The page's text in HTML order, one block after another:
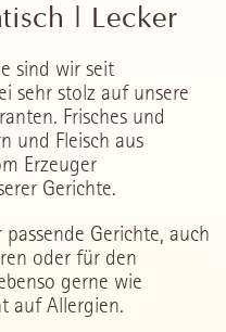
| Lecker
sind wir seit
sehr stolz auf unsere
Frisches und
und Fleisch aus
Erzeuger
Gerichte.
Gerichte, auch
oder für den
gerne wie
auf Allergien.